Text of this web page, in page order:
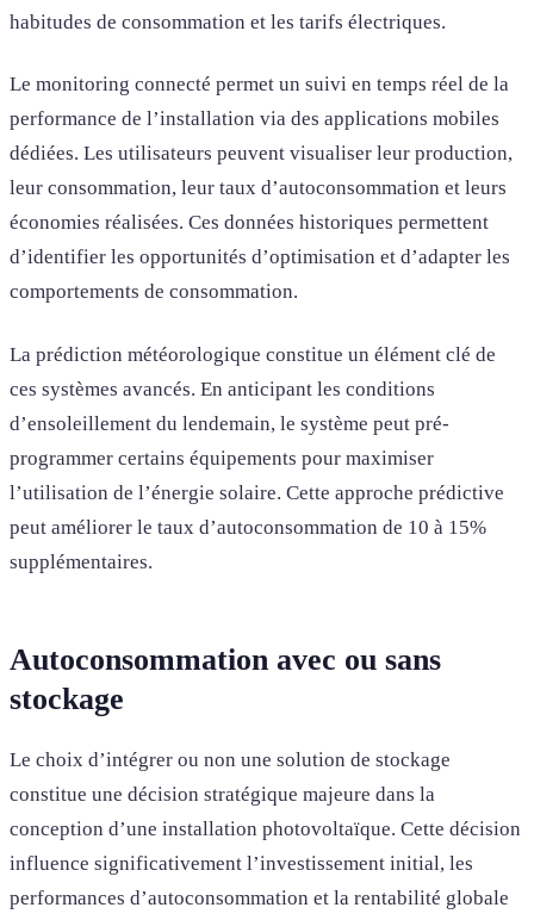
habitudes de consommation et les tarifs électriques.
Le monitoring connecté permet un suivi en temps réel de la
performance de l’installation via des applications mobiles
dédiées. Les utilisateurs peuvent visualiser leur production,
leur consommation, leur taux d’autoconsommation et leurs
économies réalisées. Ces données historiques permettent
d’identifier les opportunités d’optimisation et d’adapter les
comportements de consommation.
La prédiction météorologique constitue un élément clé de
ces systèmes avancés. En anticipant les conditions
d’ensoleillement du lendemain, le système peut pré-
programmer certains équipements pour maximiser
l’utilisation de l’énergie solaire. Cette approche prédictive
peut améliorer le taux d’autoconsommation de 10 à 15%
supplémentaires.
Autoconsommation avec ou sans
stockage
Le choix d’intégrer ou non une solution de stockage
constitue une décision stratégique majeure dans la
conception d’une installation photovoltaïque. Cette décision
influence significativement l’investissement initial, les
performances d’autoconsommation et la rentabilité globale